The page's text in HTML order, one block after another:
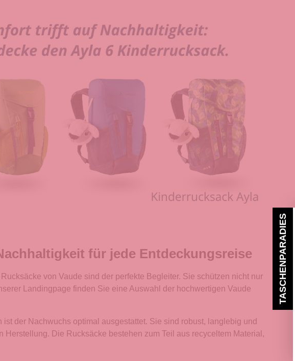
für jede Entdeckungsreise
von Vaude sind der perfekte Begleiter. Sie schützen nicht nur
Landingpage finden Sie eine Auswahl der hochwertigen Vaude
der Nachwuchs optimal ausgestattet. Sie sind robust, langlebig und
Die Rucksäcke bestehen zum Teil aus recyceltem Material,
TASCHENPARADIES